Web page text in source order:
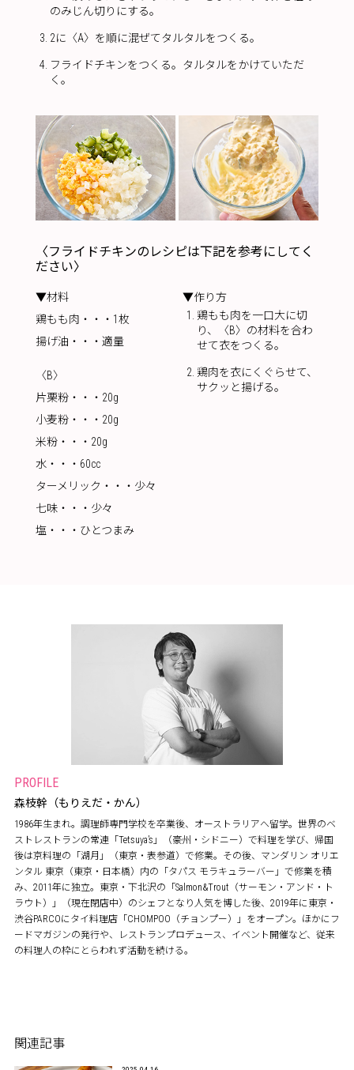
のみじん切りにする。
2に〈A〉を順に混ぜてタルタルをつくる。
フライドチキンをつくる。タルタルをかけていただ
く。
〈フライドチキンのレシピは下記を参考にしてく
ださい〉
▼材料
鶏もも肉・・・1枚
揚げ油・・・適量
〈B〉
片栗粉・・・20g
小麦粉・・・20g
米粉・・・20g
水・・・60cc
ターメリック・・・少々
七味・・・少々
塩・・・ひとつまみ
▼作り方
鶏もも肉を一口大に切
り、〈B〉の材料を合わ
せて衣をつくる。
鶏肉を衣にくぐらせて、
サクッと揚げる。
PROFILE
森枝幹（もりえだ・かん）
1986年生まれ。調理師専門学校を卒業後、オーストラリアへ留学。世界のベ
ストレストランの常連「Tetsuya’s」（豪州・シドニー）で料理を学び、帰国
後は京料理の「湖月」（東京・表参道）で修業。その後、マンダリン オリエ
ンタル 東京（東京・日本橋）内の「タパス モラキュラーバー」で修業を積
み、2011年に独立。東京・下北沢の「Salmon&Trout（サーモン・アンド・ト
ラウト）」（現在閉店中）のシェフとなり人気を博した後、2019年に東京・
渋谷PARCOにタイ料理店「CHOMPOO（チョンプー）」をオープン。ほかにフ
ードマガジンの発行や、レストランプロデュース、イベント開催など、従来
の料理人の枠にとらわれず活動を続ける。
関連記事